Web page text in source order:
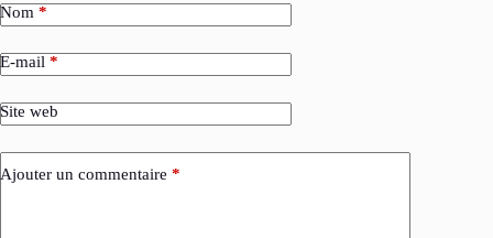
Nom *
E-mail *
Site web
Ajouter un commentaire *